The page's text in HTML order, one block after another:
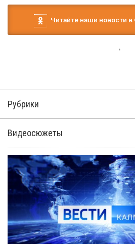
Читайте наши новости в
задержали 23-
дебошира,
за замечание
В полицию обратилась местная
драке во дворе многоквартирного
установил, что на 47-летнего
элистинец, находившийся в
опьянения. Подозреваемого
изолятор временного содержания.